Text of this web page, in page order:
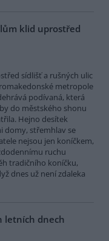
klid uprostřed
sídlišť a rušných ulic
metropole
podívaná, která
do městského shonu
Hejno desítek
domy, střemhlav se
nejsou jen koníčkem,
ruchu
tradičního koníčku,
dnes už není zdaleka
letních dnech